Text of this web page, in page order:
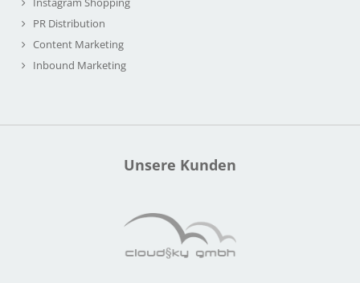
PR Distribution
Content Marketing
Inbound Marketing
Unsere Kunden